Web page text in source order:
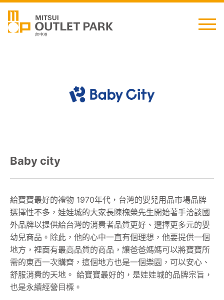
最新消息
櫃位資訊
顧客服務
關於我們
Baby city
給寶寶最好的禮物 1970年代，台灣的嬰兒用品市場品牌
選擇性不多，娃娃城的大家長陳槐榮先生開始著手洽談國
外品牌以提供給台灣的消費者品質更好、選擇更多元的嬰
幼兒商品。除此，他的心中一直有個理想，他要提供一個
地方，裡面有最高品質的商品，讓爸爸媽媽可以將寶寶所
需的東西一次購齊，這個地方也是一個樂園，可以安心、
舒服消費的天地。 給寶寶最好的，是娃娃城的品牌宗旨，
也是永續經營目標。